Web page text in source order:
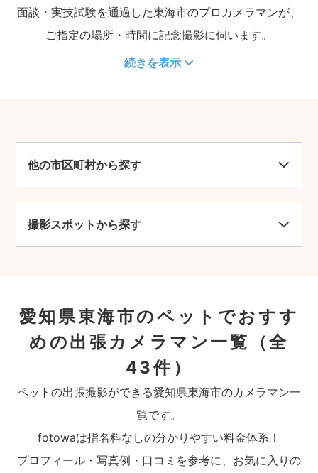
面談・実技試験を通過した東海市のプロカメラマンが、
ご指定の場所・時間に記念撮影に伺います。
続きを表示
他の市区町村から探す
撮影スポットから探す
愛知県東海市のペットでおすす
めの出張カメラマン一覧
（全
43件）
ペットの出張撮影ができる愛知県東海市のカメラマン一
覧です。
fotowaは指名料なしの分かりやすい料金体系！
プロフィール・写真例・口コミを参考に、お気に入りの